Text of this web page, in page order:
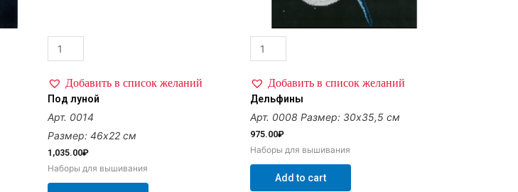
Добавить в список желаний
Под луной
Арт. 0014
Размер: 46х22 см
1,035.00₽
Наборы для вышивания
Добавить в список желаний
Дельфины
Арт. 0008 Размер: 30х35,5 см
975.00₽
Наборы для вышивания
Add to cart